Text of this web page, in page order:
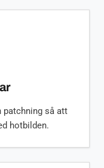
patchning så att
hotbilden.